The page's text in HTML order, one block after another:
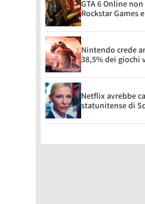
GTA 6 Online
Rockstar Games
Nintendo crede
38,5% dei giochi
Netflix avrebbe
statunitense di